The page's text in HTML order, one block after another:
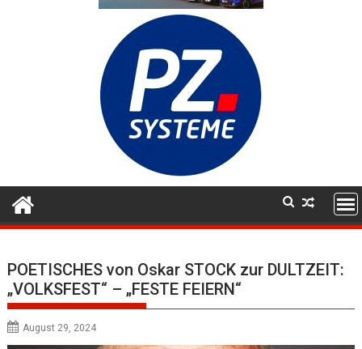
POETISCHES von Oskar STOCK zur DULTZEIT:
„VOLKSFEST“ – „FESTE FEIERN“
August 29, 2024